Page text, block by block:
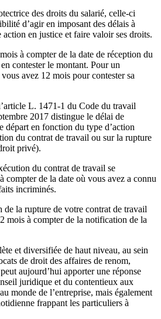
des droits du salarié, celle-ci
d’agir en imposant des délais à
action en justice et faire valoir ses droits.
à compter de la date de réception du
contester le montant. Pour un
avez 12 mois pour contester sa
L. 1471-1 du Code du travail
2017 distingue le délai de
départ en fonction du type d’action
du contrat de travail ou sur la rupture
privé).
du contrat de travail se
compter de la date où vous avez a connu
incriminés.
de la rupture de votre contrat de travail
mois à compter de la notification de la
et diversifiée de haut niveau, au sein
de droit des affaires de renom,
aujourd’hui apporter une réponse
juridique et du contentieux aux
monde de l’entreprise, mais également
frappant les particuliers à